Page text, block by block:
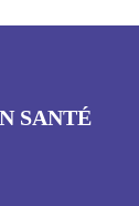
SANTÉ